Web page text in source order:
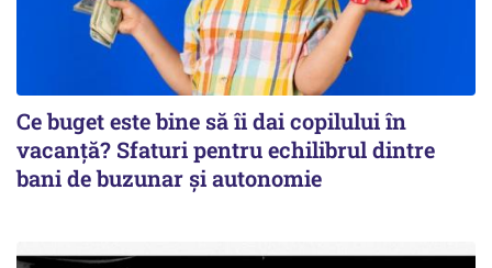
Ce buget este bine să îi dai copilului în
vacanță? Sfaturi pentru echilibrul dintre
bani de buzunar și autonomie